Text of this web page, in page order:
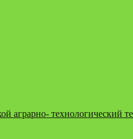
аграрно- технологический